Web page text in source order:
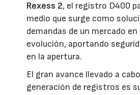
Rexess 2, el registro D400
medio que surge como
demandas de un mercado
evolución, aportando
en la apertura.
El gran avance llevado a
generación de registros es